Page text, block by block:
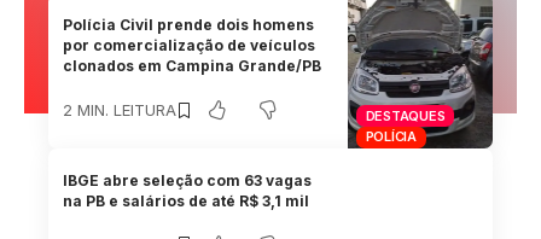
DESTAQUES
POLÍCIA
Polícia Civil prende dois homens
por comercialização de veículos
clonados em Campina Grande/PB
2 MIN. LEITURA
IBGE abre seleção com 63 vagas
na PB e salários de até R$ 3,1 mil